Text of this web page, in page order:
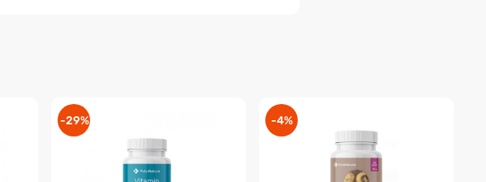
-29% -4%